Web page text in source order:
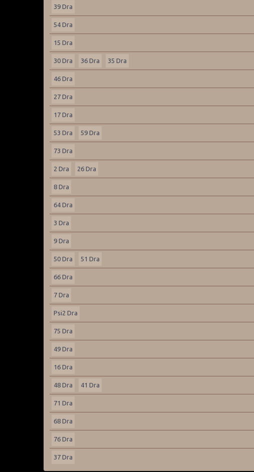
39 Dra
54 Dra
15 Dra
30 Dra 36 Dra 35 Dra
46 Dra
27 Dra
17 Dra
53 Dra 59 Dra
73 Dra
2 Dra 26 Dra
8 Dra
64 Dra
3 Dra
9 Dra
50 Dra 51 Dra
66 Dra
7 Dra
Psi2 Dra
75 Dra
49 Dra
16 Dra
48 Dra 41 Dra
71 Dra
68 Dra
76 Dra
37 Dra